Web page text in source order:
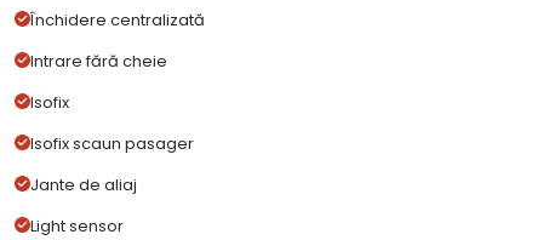
Închidere centralizată
Intrare fără cheie
Isofix
Isofix scaun pasager
Jante de aliaj
Light sensor